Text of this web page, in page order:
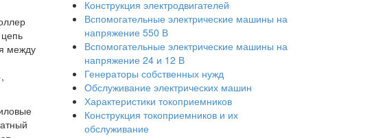
между
Конструкция электродвигателей
Вспомогательные электрические машины на
напряжение 550 В
Вспомогательные электрические машины на
напряжение 24 и 12 В
Генераторы собственных нужд
Обслуживание электрических машин
Характеристики токоприемников
Конструкция токоприемников и их
обслуживание